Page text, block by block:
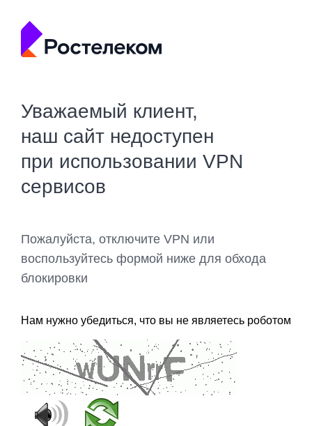
Уважаемый клиент,
наш сайт недоступен
при использовании VPN
сервисов
Пожалуйста, отключите VPN или
воспользуйтесь формой ниже для обхода
блокировки
Нам нужно убедиться, что вы не являетесь роботом